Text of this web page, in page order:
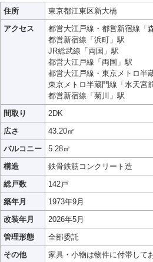
住所
東京都江東区新大橋
アクセス
都営大江戸線・都営新宿線「
都営新宿線「浜町」駅
JR総武線「両国」駅
都営大江戸線「両国」駅
都営大江戸線・東京メトロ半
東京メトロ半蔵門線「水天宮
都営新宿線「菊川」駅
間取り
2DK
広さ
43.20㎡
バルコニー
5.28㎡
構造
鉄骨鉄筋コンクリート造
総戸数
142戸
築年月
1973年9月
改装年月
2026年5月
管理形態
全部委託
その他
家具・小物は物件に付帯して